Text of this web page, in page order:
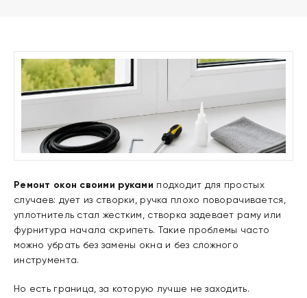
Ремонт окон своими руками подходит для простых
случаев: дует из створки, ручка плохо поворачивается,
уплотнитель стал жестким, створка задевает раму или
фурнитура начала скрипеть. Такие проблемы часто
можно убрать без замены окна и без сложного
инструмента.
Но есть граница, за которую лучше не заходить.